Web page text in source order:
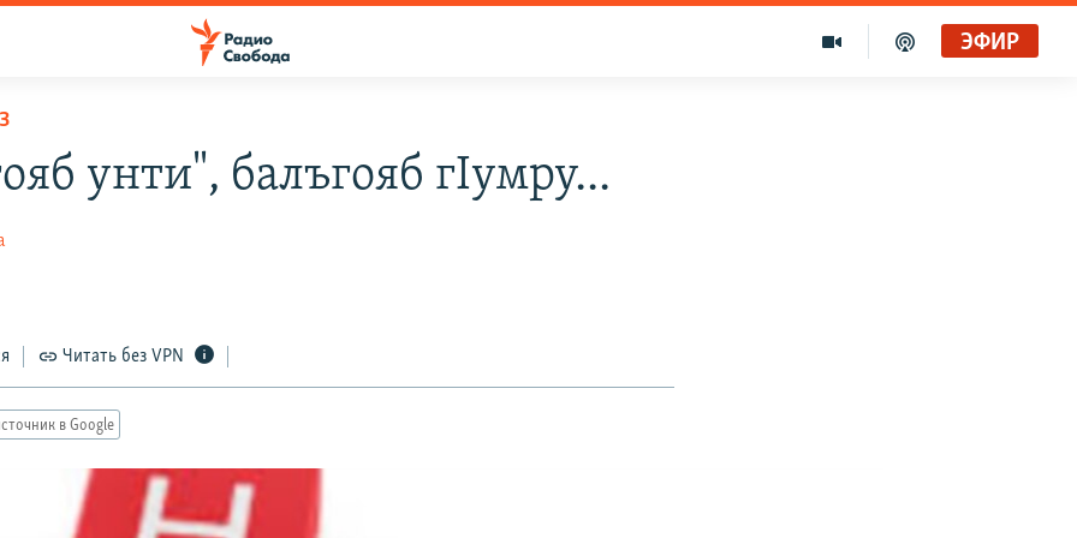
ЭФИР
унти", балъгояб гIумру...
Читать без VPN
в Google